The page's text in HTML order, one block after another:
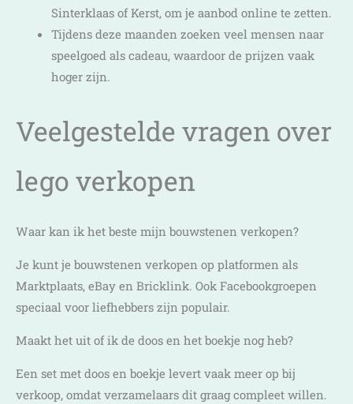
Sinterklaas of Kerst, om je aanbod online te zetten.
Tijdens deze maanden zoeken veel mensen naar
speelgoed als cadeau, waardoor de prijzen vaak
hoger zijn.
Veelgestelde vragen over
lego verkopen
Waar kan ik het beste mijn bouwstenen verkopen?
Je kunt je bouwstenen verkopen op platformen als
Marktplaats, eBay en Bricklink. Ook Facebookgroepen
speciaal voor liefhebbers zijn populair.
Maakt het uit of ik de doos en het boekje nog heb?
Een set met doos en boekje levert vaak meer op bij
verkoop, omdat verzamelaars dit graag compleet willen.